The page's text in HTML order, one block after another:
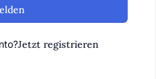
Jetzt registrieren